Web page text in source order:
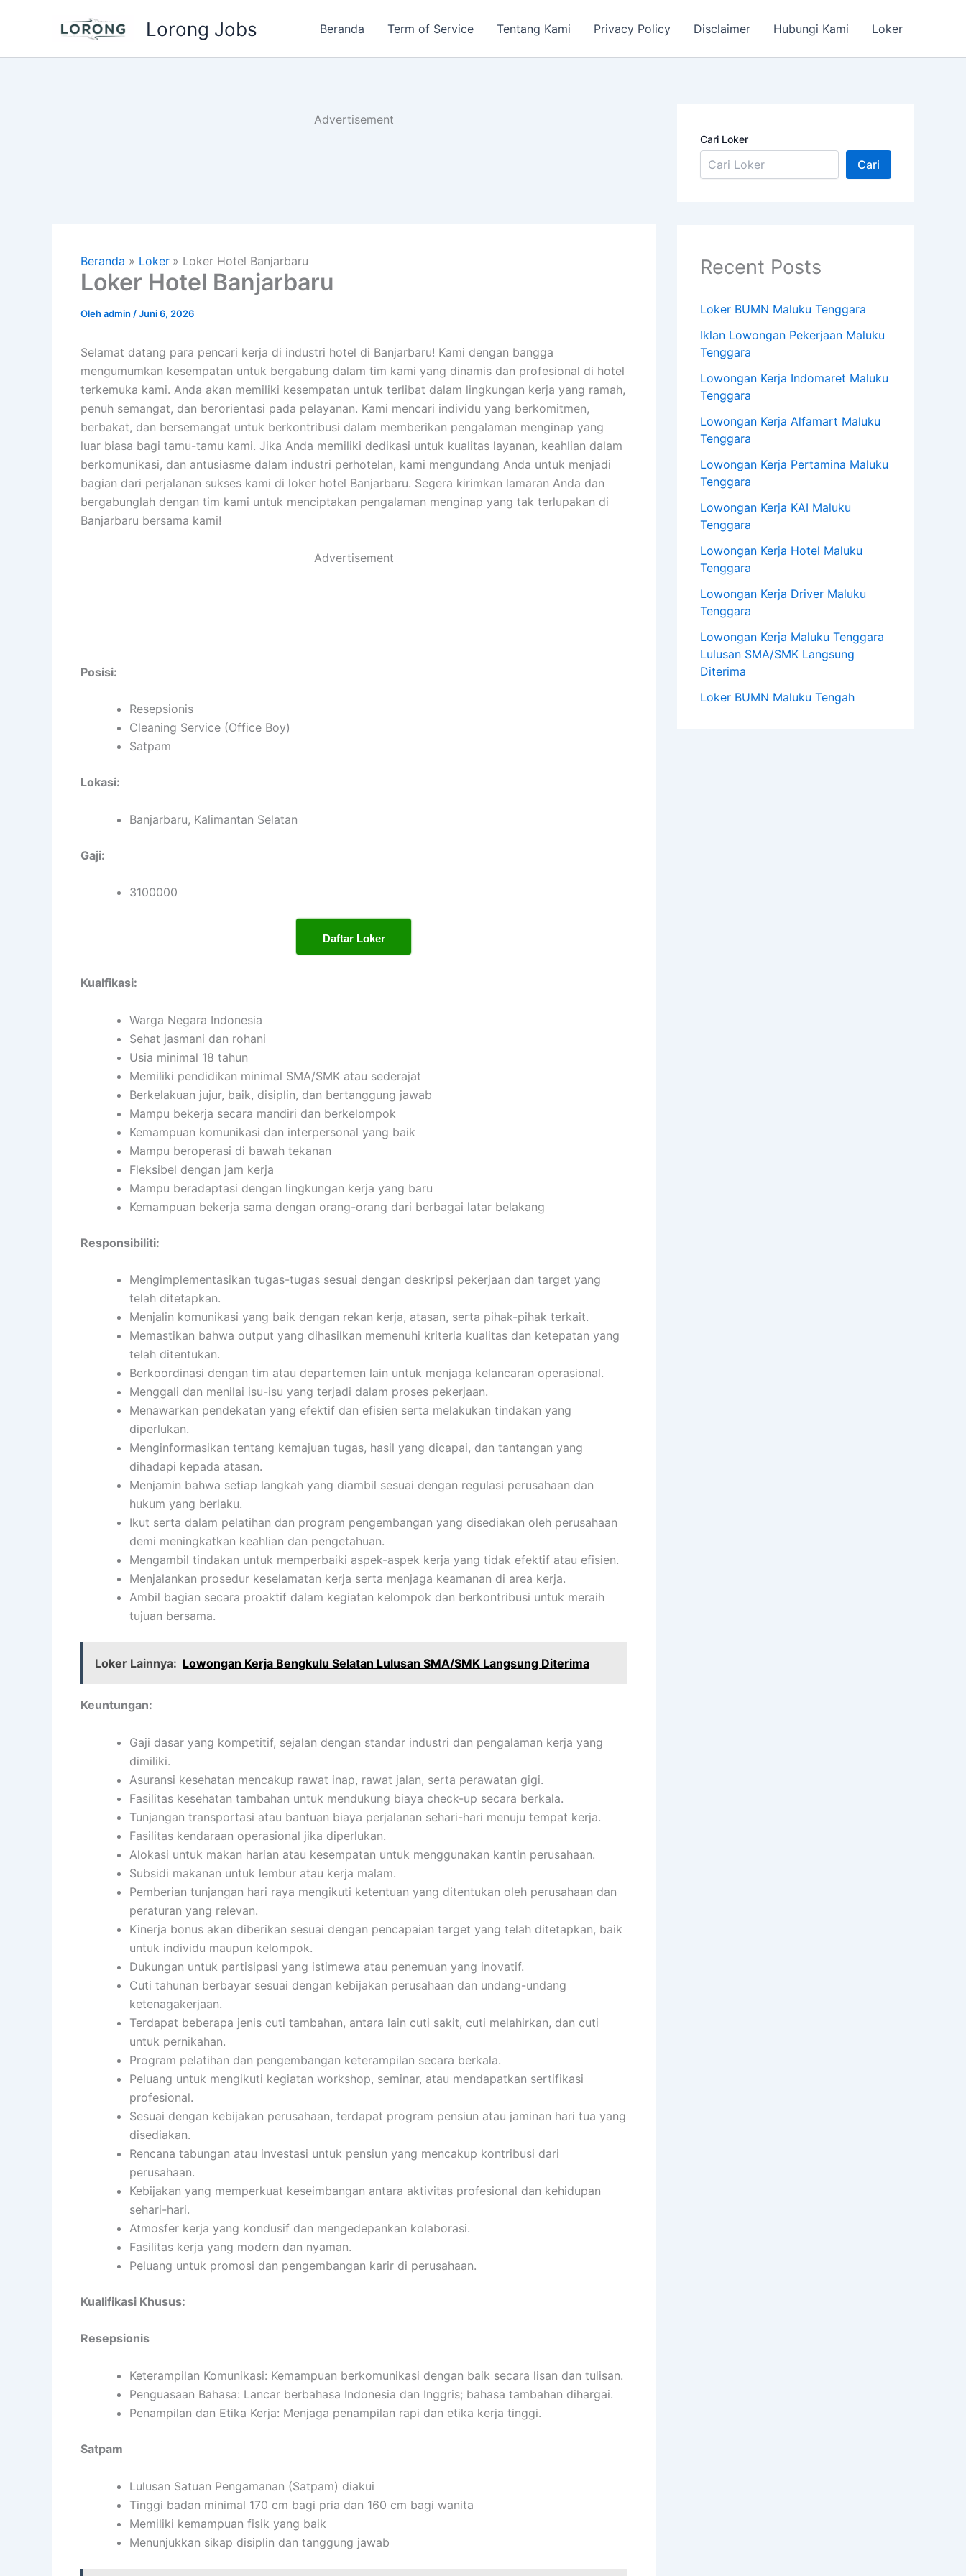
Lorong Jobs Beranda Term of Service Tentang Kami Privacy Policy Disclaimer Hubungi Kami Loker
Advertisement
Beranda Loker Loker Hotel Banjarbaru
Loker Hotel Banjarbaru
Olehadmin /Juni 6, 2026
Selamat datang para pencari kerja di industri hotel di Banjarbaru! Kami dengan bangga
mengumumkan kesempatan untuk bergabung dalam tim kami yang dinamis dan profesional di hotel
terkemuka kami. Anda akan memiliki kesempatan untuk terlibat dalam lingkungan kerja yang ramah,
penuh semangat, dan berorientasi pada pelayanan. Kami mencari individu yang berkomitmen,
berbakat, dan bersemangat untuk berkontribusi dalam memberikan pengalaman menginap yang
luar biasa bagi tamu-tamu kami. Jika Anda memiliki dedikasi untuk kualitas layanan, keahlian dalam
berkomunikasi, dan antusiasme dalam industri perhotelan, kami mengundang Anda untuk menjadi
bagian dari perjalanan sukses kami di loker hotel Banjarbaru. Segera kirimkan lamaran Anda dan
bergabunglah dengan tim kami untuk menciptakan pengalaman menginap yang tak terlupakan di
Banjarbaru bersama kami!
Advertisement
Posisi:
Resepsionis
Cleaning Service (Office Boy)
Satpam
Lokasi:
Banjarbaru, Kalimantan Selatan
Gaji:
3100000
Daftar Loker
Kualfikasi:
Warga Negara Indonesia
Sehat jasmani dan rohani
Usia minimal 18 tahun
Memiliki pendidikan minimal SMA/SMK atau sederajat
Berkelakuan jujur, baik, disiplin, dan bertanggung jawab
Mampu bekerja secara mandiri dan berkelompok
Kemampuan komunikasi dan interpersonal yang baik
Mampu beroperasi di bawah tekanan
Fleksibel dengan jam kerja
Mampu beradaptasi dengan lingkungan kerja yang baru
Kemampuan bekerja sama dengan orang-orang dari berbagai latar belakang
Responsibiliti:
Mengimplementasikan tugas-tugas sesuai dengan deskripsi pekerjaan dan target yang
telah ditetapkan.
Menjalin komunikasi yang baik dengan rekan kerja, atasan, serta pihak-pihak terkait.
Memastikan bahwa output yang dihasilkan memenuhi kriteria kualitas dan ketepatan yang
telah ditentukan.
Berkoordinasi dengan tim atau departemen lain untuk menjaga kelancaran operasional.
Menggali dan menilai isu-isu yang terjadi dalam proses pekerjaan.
Menawarkan pendekatan yang efektif dan efisien serta melakukan tindakan yang
diperlukan.
Menginformasikan tentang kemajuan tugas, hasil yang dicapai, dan tantangan yang
dihadapi kepada atasan.
Menjamin bahwa setiap langkah yang diambil sesuai dengan regulasi perusahaan dan
hukum yang berlaku.
Ikut serta dalam pelatihan dan program pengembangan yang disediakan oleh perusahaan
demi meningkatkan keahlian dan pengetahuan.
Mengambil tindakan untuk memperbaiki aspek-aspek kerja yang tidak efektif atau efisien.
Menjalankan prosedur keselamatan kerja serta menjaga keamanan di area kerja.
Ambil bagian secara proaktif dalam kegiatan kelompok dan berkontribusi untuk meraih
tujuan bersama.
Loker Lainnya: Lowongan Kerja Bengkulu Selatan Lulusan SMA/SMK Langsung Diterima
Keuntungan:
Gaji dasar yang kompetitif, sejalan dengan standar industri dan pengalaman kerja yang
dimiliki.
Asuransi kesehatan mencakup rawat inap, rawat jalan, serta perawatan gigi.
Fasilitas kesehatan tambahan untuk mendukung biaya check-up secara berkala.
Tunjangan transportasi atau bantuan biaya perjalanan sehari-hari menuju tempat kerja.
Fasilitas kendaraan operasional jika diperlukan.
Alokasi untuk makan harian atau kesempatan untuk menggunakan kantin perusahaan.
Subsidi makanan untuk lembur atau kerja malam.
Pemberian tunjangan hari raya mengikuti ketentuan yang ditentukan oleh perusahaan dan
peraturan yang relevan.
Kinerja bonus akan diberikan sesuai dengan pencapaian target yang telah ditetapkan, baik
untuk individu maupun kelompok.
Dukungan untuk partisipasi yang istimewa atau penemuan yang inovatif.
Cuti tahunan berbayar sesuai dengan kebijakan perusahaan dan undang-undang
ketenagakerjaan.
Terdapat beberapa jenis cuti tambahan, antara lain cuti sakit, cuti melahirkan, dan cuti
untuk pernikahan.
Program pelatihan dan pengembangan keterampilan secara berkala.
Peluang untuk mengikuti kegiatan workshop, seminar, atau mendapatkan sertifikasi
profesional.
Sesuai dengan kebijakan perusahaan, terdapat program pensiun atau jaminan hari tua yang
disediakan.
Rencana tabungan atau investasi untuk pensiun yang mencakup kontribusi dari
perusahaan.
Kebijakan yang memperkuat keseimbangan antara aktivitas profesional dan kehidupan
sehari-hari.
Atmosfer kerja yang kondusif dan mengedepankan kolaborasi.
Fasilitas kerja yang modern dan nyaman.
Peluang untuk promosi dan pengembangan karir di perusahaan.
Kualifikasi Khusus:
Resepsionis
Keterampilan Komunikasi: Kemampuan berkomunikasi dengan baik secara lisan dan tulisan.
Penguasaan Bahasa: Lancar berbahasa Indonesia dan Inggris; bahasa tambahan dihargai.
Penampilan dan Etika Kerja: Menjaga penampilan rapi dan etika kerja tinggi.
Satpam
Lulusan Satuan Pengamanan (Satpam) diakui
Tinggi badan minimal 170 cm bagi pria dan 160 cm bagi wanita
Memiliki kemampuan fisik yang baik
Menunjukkan sikap disiplin dan tanggung jawab
Cari Loker
Cari
Recent Posts
Loker BUMN Maluku Tenggara
Iklan Lowongan Pekerjaan Maluku
Tenggara
Lowongan Kerja Indomaret Maluku
Tenggara
Lowongan Kerja Alfamart Maluku
Tenggara
Lowongan Kerja Pertamina Maluku
Tenggara
Lowongan Kerja KAI Maluku
Tenggara
Lowongan Kerja Hotel Maluku
Tenggara
Lowongan Kerja Driver Maluku
Tenggara
Lowongan Kerja Maluku Tenggara
Lulusan SMA/SMK Langsung
Diterima
Loker BUMN Maluku Tengah